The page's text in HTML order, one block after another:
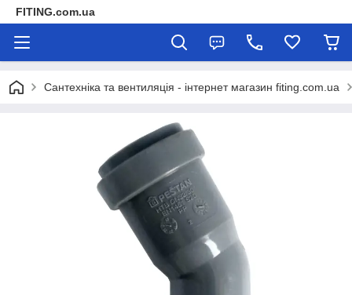
FITING.com.ua
Сантехніка та вентиляція - інтернет магазин fiting.com.ua